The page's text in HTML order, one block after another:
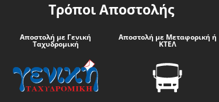
Τρόποι Αποστολής
Αποστολή με Γενική
Ταχυδρομική
Αποστολή με Μεταφορική ή
ΚΤΕΛ